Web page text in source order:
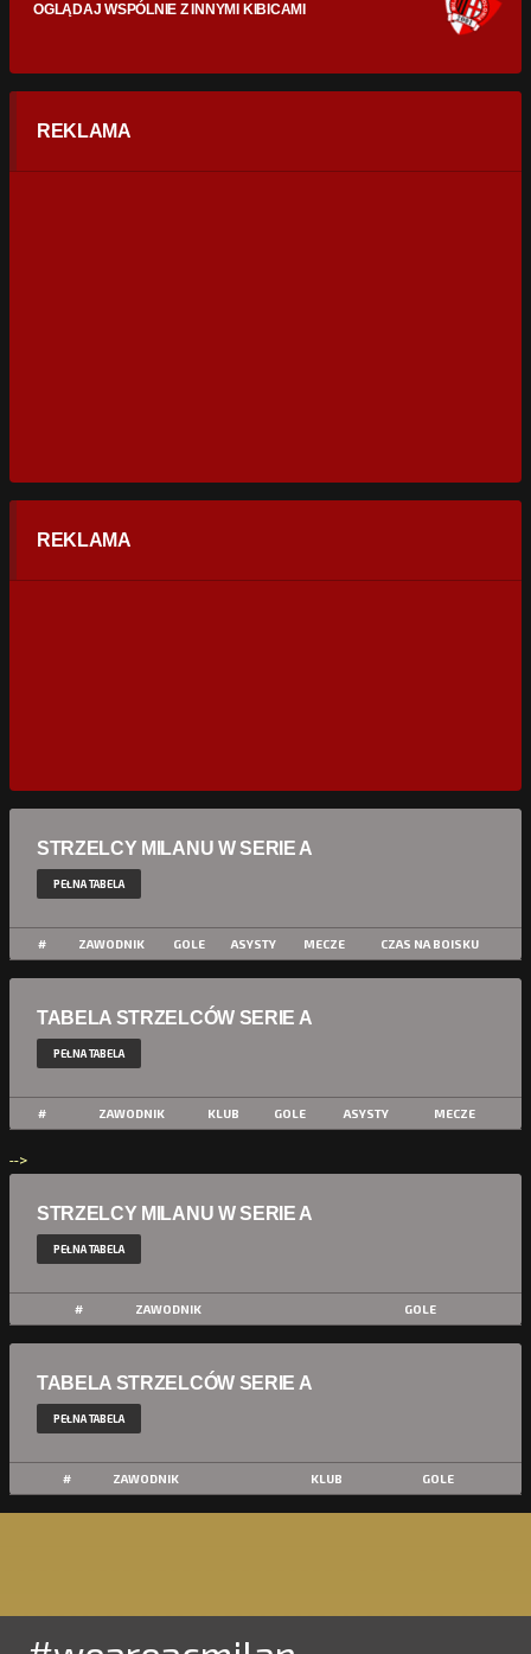
OGLĄDAJ WSPÓLNIE Z INNYMI KIBICAMI
REKLAMA
REKLAMA
STRZELCY MILANU W SERIE A
PEŁNA TABELA
# ZAWODNIK GOLE ASYSTY MECZE CZAS NA BOISKU
TABELA STRZELCÓW SERIE A
PEŁNA TABELA
# ZAWODNIK KLUB GOLE ASYSTY MECZE
-->
STRZELCY MILANU W SERIE A
PEŁNA TABELA
# ZAWODNIK GOLE
TABELA STRZELCÓW SERIE A
PEŁNA TABELA
# ZAWODNIK KLUB GOLE